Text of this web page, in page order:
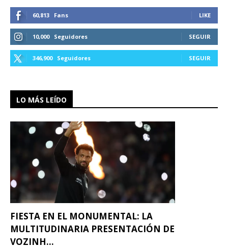
60,813 Fans LIKE
10,000 Seguidores SEGUIR
346,900 Seguidores SEGUIR
LO MÁS LEÍDO
FIESTA EN EL MONUMENTAL: LA
MULTITUDINARIA PRESENTACIÓN DE
VOZINH...